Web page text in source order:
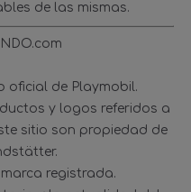
de las mismas.
oficial de Playmobil.
y logos referidos a
sitio son propiedad de
marca registrada.